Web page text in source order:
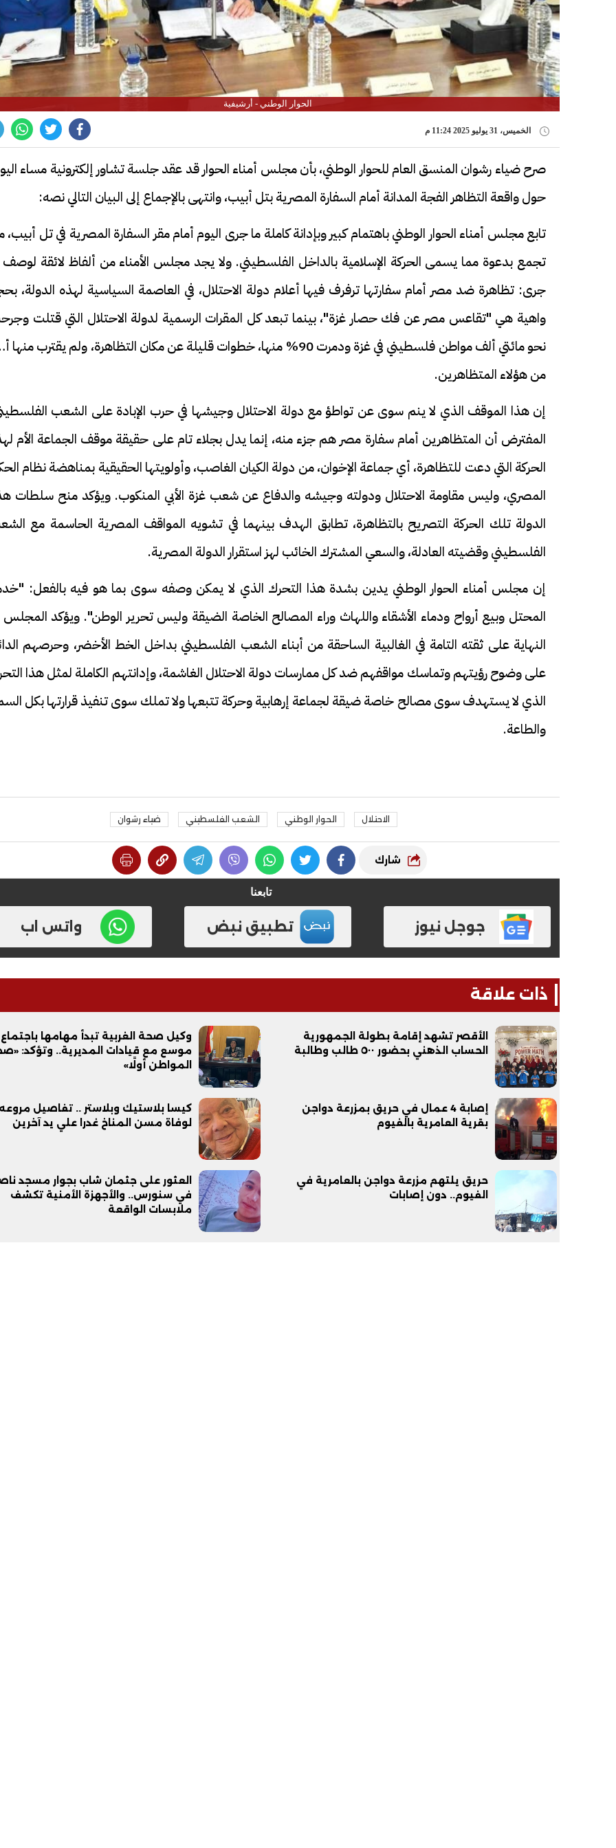
الحوار الوطني - أرشيفية
الخميس، 31 يوليو 2025 11:24 م
صرح ضياء رشوان المنسق العام للحوار الوطني، بأن مجلس أمناء الحوار قد عقد جلسة تشاور إلكترونية مساء
حول واقعة التظاهر الفجة المدانة أمام السفارة المصرية بتل أبيب، وانتهى بالإجماع إلى البيان التالي نصه:
تابع مجلس أمناء الحوار الوطني باهتمام كبير وبإدانة كاملة ما جرى اليوم أمام مقر السفارة المصرية في تل أبيب،
تجمع بدعوة مما يسمى الحركة الإسلامية بالداخل الفلسطيني. ولا يجد مجلس الأمناء من ألفاظ لائقة لوصف
جرى: تظاهرة ضد مصر أمام سفارتها ترفرف فيها أعلام دولة الاحتلال، في العاصمة السياسية لهذه الدولة،
واهية هي "تقاعس مصر عن فك حصار غزة"، بينما تبعد كل المقرات الرسمية لدولة الاحتلال التي قتلت
نحو مائتي ألف مواطن فلسطيني في غزة ودمرت 90% منها، خطوات قليلة عن مكان التظاهرة، ولم يقترب منها
من هؤلاء المتظاهرين.
إن هذا الموقف الذي لا ينم سوى عن تواطؤ مع دولة الاحتلال وجيشها في حرب الإبادة على الشعب
المفترض أن المتظاهرين أمام سفارة مصر هم جزء منه، إنما يدل بجلاء تام على حقيقة موقف الجماعة الأم
الحركة التي دعت للتظاهرة، أي جماعة الإخوان، من دولة الكيان الغاصب، وأولويتها الحقيقية بمناهضة نظام
المصري، وليس مقاومة الاحتلال ودولته وجيشه والدفاع عن شعب غزة الأبي المنكوب. ويؤكد منح سلطات
الدولة تلك الحركة التصريح بالتظاهرة، تطابق الهدف بينهما في تشويه المواقف المصرية الحاسمة مع
الفلسطيني وقضيته العادلة، والسعي المشترك الخائب لهز استقرار الدولة المصرية.
إن مجلس أمناء الحوار الوطني يدين بشدة هذا التحرك الذي لا يمكن وصفه سوى بما هو فيه بالفعل:
المحتل وبيع أرواح ودماء الأشقاء واللهاث وراء المصالح الخاصة الضيقة وليس تحرير الوطن". ويؤكد المجلس
النهاية على ثقته التامة في الغالبية الساحقة من أبناء الشعب الفلسطيني بداخل الخط الأخضر، وحرصهم
على وضوح رؤيتهم وتماسك مواقفهم ضد كل ممارسات دولة الاحتلال الغاشمة، وإدانتهم الكاملة لمثل هذا
الذي لا يستهدف سوى مصالح خاصة ضيقة لجماعة إرهابية وحركة تتبعها ولا تملك سوى تنفيذ قرارتها بكل
والطاعة.
الاحتلال الحوار الوطني الشعب الفلسطيني ضياء رشوان
شارك
تابعنا
جوجل نيوز تطبيق نبض واتس اب
ذات علاقة
الأقصر تشهد إقامة بطولة الجمهورية
الحساب الذهني بحضور ٥٠٠ طالب وطالبة
وكيل صحة الغربية تبدأ مهامها باجتماع
موسع مع قيادات المديرية.. وتؤكد:
المواطن أولًا»
إصابة 4 عمال في حريق بمزرعة دواجن
بقرية العامرية بالفيوم
كيسا بلاستيك وبلاستر .. تفاصيل مروعه
لوفاة مسن المناخ غدرا علي يد آخرين
حريق يلتهم مزرعة دواجن بالعامرية في
الفيوم.. دون إصابات
العثور على جثمان شاب بجوار مسجد
في سنورس.. والأجهزة الأمنية تكشف
ملابسات الواقعة
افتتاح أكبر صرح ديني في القوصية..
مليون جنيه
تصدره التريند| فيديو